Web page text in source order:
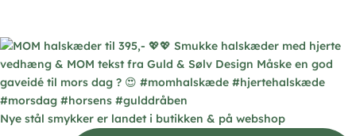
Nye stål smykker er landet i butikken & på webshop